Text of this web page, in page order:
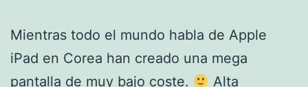
Mientras todo el mundo habla de Apple
iPad en Corea han creado una mega
pantalla de muy bajo coste.
Alta